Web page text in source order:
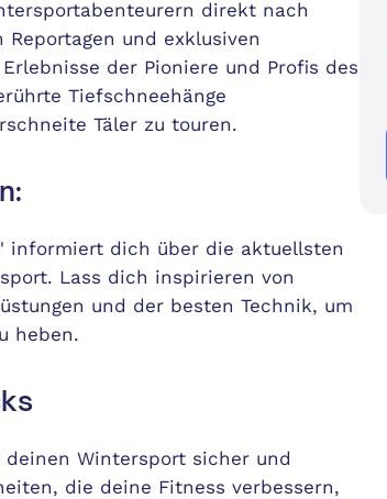
direkt nach
und exklusiven
der Pioniere und Profis des
Tiefschneehänge
Täler zu touren.
informiert dich über die aktuellsten
Lass dich inspirieren von
und der besten Technik, um
heben.
Wintersport sicher und
die deine Fitness verbessern,